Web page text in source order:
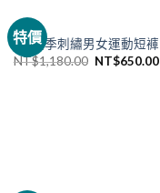
特價
NIKE
NK夏季刺繡男女運動短褲
NT$1,180.00 NT$650.00